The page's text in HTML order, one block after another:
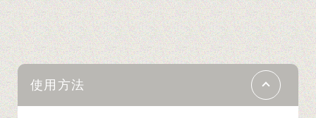
使用方法